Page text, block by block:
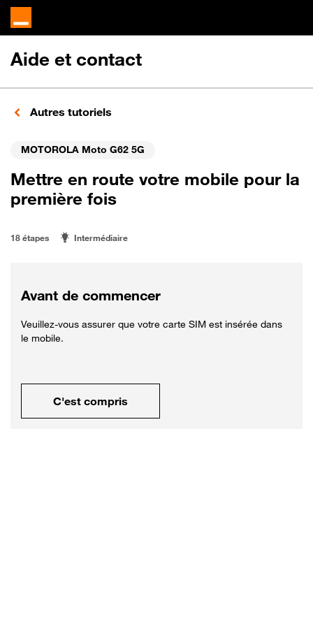
Aide et contact
Autres tutoriels
MOTOROLA Moto G62 5G
Mettre en route votre mobile pour la
première fois
18 étapes Intermédiaire
Avant de commencer
Veuillez-vous assurer que votre carte SIM est insérée dans
le mobile.
C'est compris